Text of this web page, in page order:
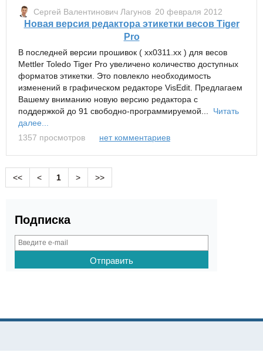
Сергей Валентинович Лагунов 20 февраля 2012
Новая версия редактора этикетки весов Tiger
Pro
В последней версии прошивок ( xx0311.xx ) для весов
Mettler Toledo Tiger Pro увеличено количество доступных
форматов этикетки. Это повлекло необходимость
изменений в графическом редакторе VisEdit. Предлагаем
Вашему вниманию новую версию редактора с
поддержкой до 91 свободно-программируемой... Читать
далее...
1357 просмотров
нет комментариев
<< < 1 > >>
Подписка